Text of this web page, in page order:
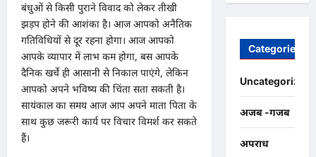
बंधुओं से किसी पुराने विवाद को लेकर तीखी
झड़प होने की आशंका है। आज आपको अनैतिक
गतिविधियों से दूर रहना होगा। आज आपको
आपके व्यापार में लाभ कम होगा, बस आपके
दैनिक खर्चे ही आसानी से निकाल पाएंगे, लेकिन
आपको अपने भविष्य की चिंता सता सकती है।
सायंकाल का समय आज आप अपने माता पिता के
साथ कुछ जरूरी कार्य पर विचार विमर्श कर सकते
हैं।
Categories
Uncategorized
अजब -गजब
अपराध